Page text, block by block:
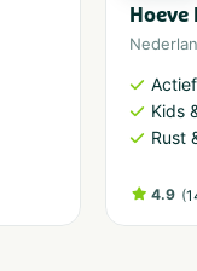
Hoeve
Kids
Rust
4.9 (